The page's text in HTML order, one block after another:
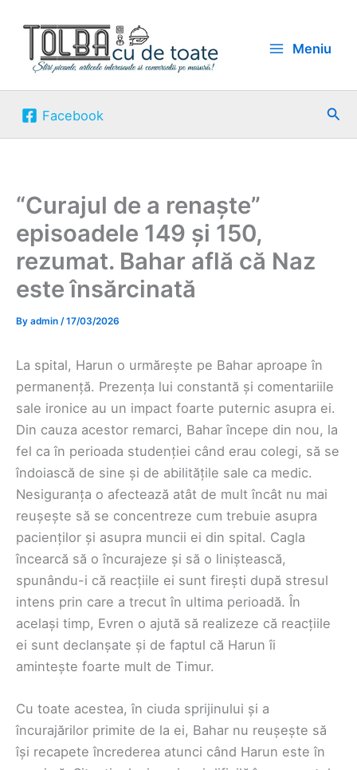
content
Meniu
Facebook
“Curajul de a renaște”
episoadele 149 și 150,
rezumat. Bahar află că Naz
este însărcinată
By admin /17/03/2026
La spital, Harun o urmărește pe Bahar aproape în
permanență. Prezența lui constantă și comentariile
sale ironice au un impact foarte puternic asupra ei.
Din cauza acestor remarci, Bahar începe din nou, la
fel ca în perioada studenției când erau colegi, să se
îndoiască de sine și de abilitățile sale ca medic.
Nesiguranța o afectează atât de mult încât nu mai
reușește să se concentreze cum trebuie asupra
pacienților și asupra muncii ei din spital. Cagla
încearcă să o încurajeze și să o liniștească,
spunându-i că reacțiile ei sunt firești după stresul
intens prin care a trecut în ultima perioadă. În
același timp, Evren o ajută să realizeze că reacțiile
ei sunt declanșate și de faptul că Harun îi
amintește foarte mult de Timur.
Cu toate acestea, în ciuda sprijinului și a
încurajărilor primite de la ei, Bahar nu reușește să
își recapete încrederea atunci când Harun este în